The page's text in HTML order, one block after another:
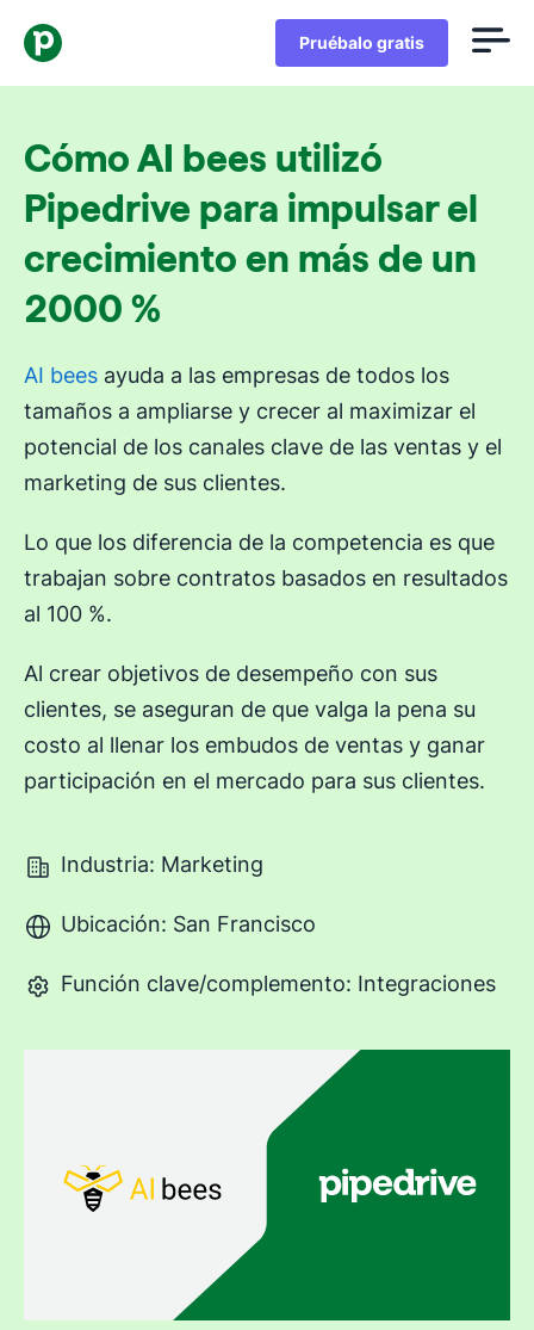
Pruébalo gratis
Cómo AI bees utilizó
Pipedrive para impulsar el
crecimiento en más de un
2000 %
AI bees ayuda a las empresas de todos los
tamaños a ampliarse y crecer al maximizar el
potencial de los canales clave de las ventas y el
marketing de sus clientes.
Lo que los diferencia de la competencia es que
trabajan sobre contratos basados en resultados
al 100 %.
Al crear objetivos de desempeño con sus
clientes, se aseguran de que valga la pena su
costo al llenar los embudos de ventas y ganar
participación en el mercado para sus clientes.
Industria: Marketing
Ubicación: San Francisco
Función clave/complemento: Integraciones